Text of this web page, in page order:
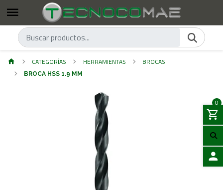
0
CATEGORÍAS HERRAMIENTAS BROCAS
BROCA HSS 1.9 MM